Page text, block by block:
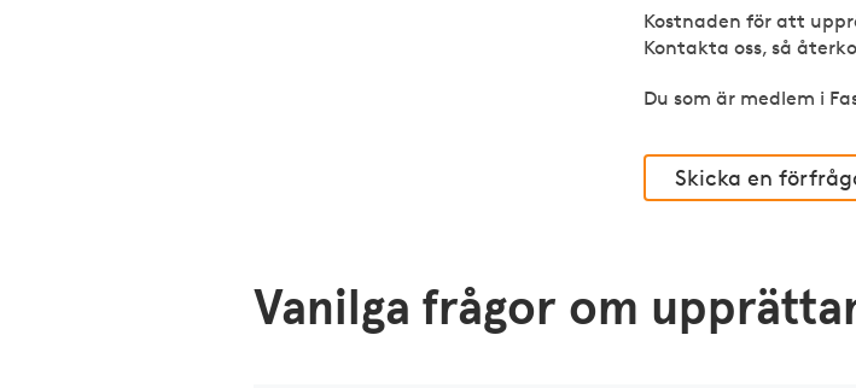
Kostnaden för att
Kontakta oss, så
Du som är medlem i
Skicka en
Vanilga frågor om